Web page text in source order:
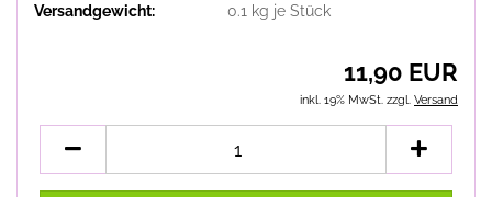
Versandgewicht:
0.1 kg je Stück
11,90 EUR
inkl. 19% MwSt. zzgl. Versand